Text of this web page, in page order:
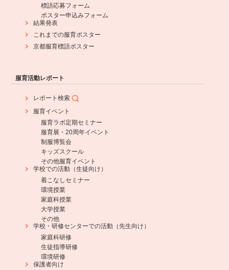
標語応募フォーム
ポスター申込みフォーム
結果発表
これまでの服育ポスター
京都服育標語ポスター
服育活動レポート
レポート検索
服育イベント
服育ラボ定期セミナー
服育展・20周年イベント
制服博覧会
キッズスクール
その他服育イベント
学校での活動（生徒向け）
着こなしセミナー
環境授業
家庭科授業
大学授業
その他
学校・研修センターでの活動（先生向け）
家庭科研修
生徒指導研修
環境研修
保護者向け